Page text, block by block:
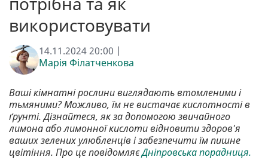
використовувати
14.11.2024 20:00 |
Марія Філатченкова
Ваші кімнатні рослини виглядають втомленими і
тьмяними? Можливо, їм не вистачає кислотності в
ґрунті. Дізнайтеся, як за допомогою звичайного
лимона або лимонної кислоти відновити здоров'я
ваших зелених улюбленців і забезпечити їм пишне
цвітіння. Про це повідомляєДніпровська порадниця.